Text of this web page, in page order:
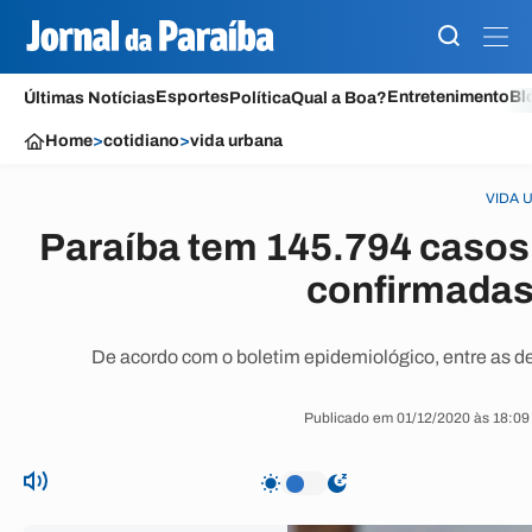
Últimas NotíciasEsportesPolíticaQual a Boa?Entretenimento
Home>cotidiano>vida urbana
VIDA
Paraíba tem 145.794
De acordo com o boletim epidemiológico, entre as
Publicado em 01/12/2020 às